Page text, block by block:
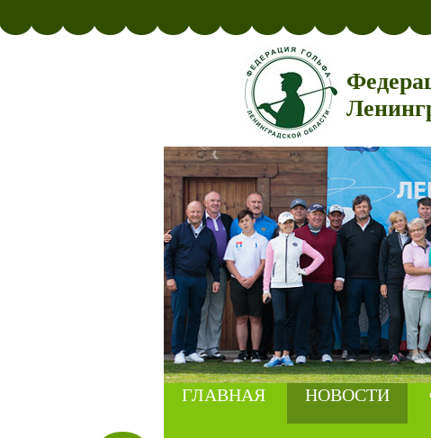
ГЛАВНАЯ НОВОСТИ